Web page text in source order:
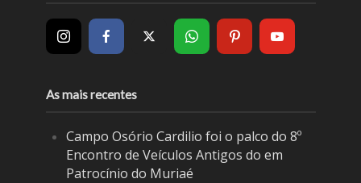
As mais recentes
Campo Osório Cardilio foi o palco do 8º
Encontro de Veículos Antigos do em
Patrocínio do Muriaé